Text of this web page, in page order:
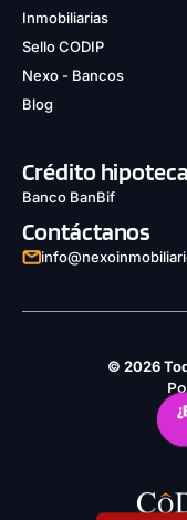
Inmobiliarias
Sello CODIP
Nexo - Bancos
Blog
Crédito
Banco BanBif
Contáctanos
© 2026